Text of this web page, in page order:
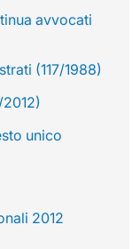
avvocati
(117/1988)
unico
2012